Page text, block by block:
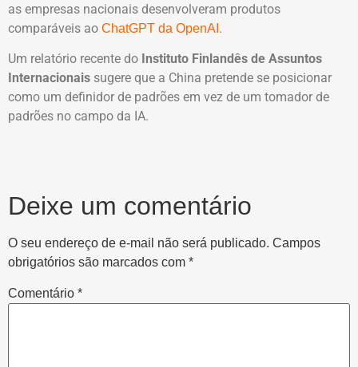
as empresas nacionais desenvolveram produtos
comparáveis ao ChatGPT da OpenAI .
Um relatório recente do Instituto Finlandês de Assuntos
Internacionais sugere que a China pretende se posicionar
como um definidor de padrões em vez de um tomador de
padrões no campo da IA.
Deixe um comentário
O seu endereço de e-mail não será publicado. Campos
obrigatórios são marcados com *
Comentário *